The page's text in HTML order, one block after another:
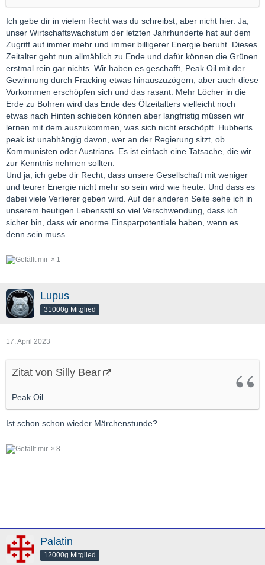
Ich gebe dir in vielem Recht was du schreibst, aber nicht hier. Ja,
unser Wirtschaftswachstum der letzten Jahrhunderte hat auf dem
Zugriff auf immer mehr und immer billigerer Energie beruht. Dieses
Zeitalter geht nun allmählich zu Ende und dafür können die Grünen
erstmal rein gar nichts. Wir haben es geschafft, Peak Oil mit der
Gewinnung durch Fracking etwas hinauszuzögern, aber auch diese
Vorkommen erschöpfen sich und das rasant. Mehr Löcher in die
Erde zu Bohren wird das Ende des Ölzeitalters vielleicht noch
etwas nach Hinten schieben können aber langfristig müssen wir
lernen mit dem auszukommen, was sich nicht erschöpft. Hubberts
peak ist unabhängig davon, wer an der Regierung sitzt, ob
Kommunisten oder Austrians. Es ist einfach eine Tatsache, die wir
zur Kenntnis nehmen sollten.
Und ja, ich gebe dir Recht, dass unsere Gesellschaft mit weniger
und teurer Energie nicht mehr so sein wird wie heute. Und dass es
dabei viele Verlierer geben wird. Auf der anderen Seite sehe ich in
unserem heutigen Lebensstil so viel Verschwendung, dass ich
sicher bin, dass wir enorme Einsparpotentiale haben, wenn es
denn sein muss.
1
Lupus
31000g Mitglied
17. April 2023
Zitat von Silly Bear
Peak Oil
Ist schon schon wieder Märchenstunde?
8
Palatin
12000g Mitglied